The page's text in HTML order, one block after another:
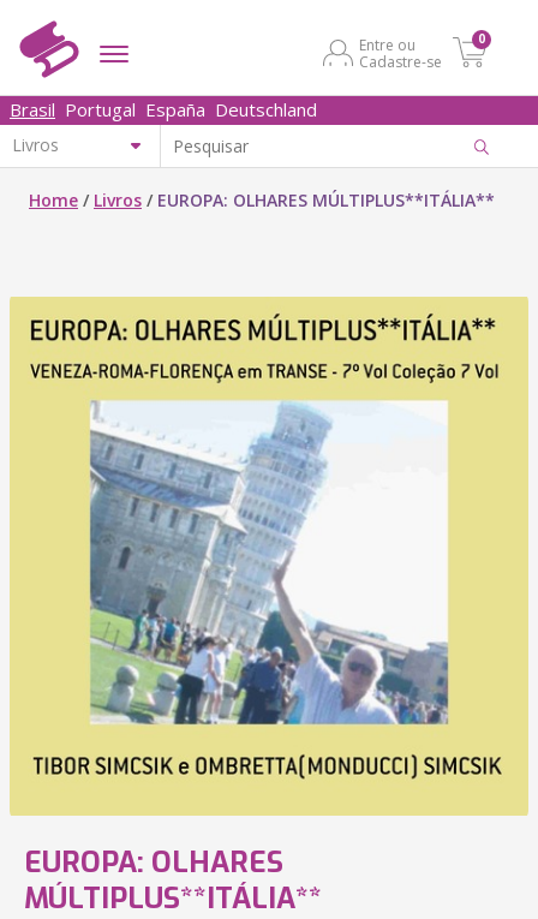
Entre ou
Cadastre-se
0
Brasil Portugal España Deutschland
Home / Livros / EUROPA: OLHARES MÚLTIPLUS**ITÁLIA**
EUROPA: OLHARES
MÚLTIPLUS**ITÁLIA**